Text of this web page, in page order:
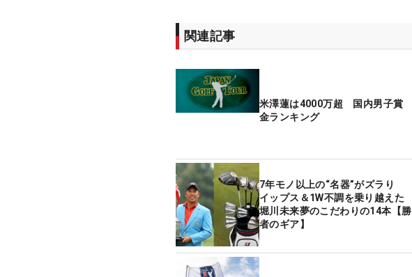
関連記事
米澤蓮は4000万超 国内男子賞
金ランキング
7年モノ以上の“名器”がズラり
イップス＆1W不調を乗り越えた
堀川未来夢のこだわりの14本【勝
者のギア】